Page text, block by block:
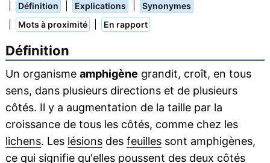
Définition Explications Synonymes
Mots à proximité En rapport
Définition
Un organisme amphigène grandit, croît, en tous
sens, dans plusieurs directions et de plusieurs
côtés. Il y a augmentation de la taille par la
croissance de tous les côtés, comme chez les
lichens. Les lésionsdes feuillessont amphigènes,
ce qui signifie qu'elles poussent des deux côtés